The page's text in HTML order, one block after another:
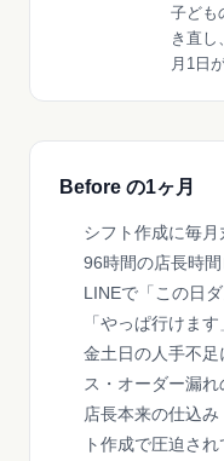
子ども
き直し
月1日
Before の1ヶ月
シフト作成に毎
96時間の店長時間
LINEで「この日
「やっぱ行けま
金土日の人手不足
ス・オーダー漏れ
店長本来の仕込
ト作成で圧迫され